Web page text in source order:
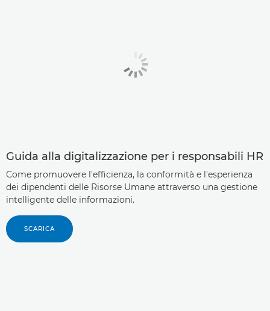
Guida alla digitalizzazione per i responsabili HR
Come promuovere l'efficienza, la conformità e l'esperienza
dei dipendenti delle Risorse Umane attraverso una gestione
intelligente delle informazioni.
SCARICA